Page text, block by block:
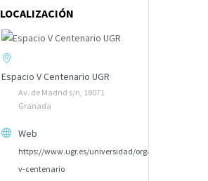
LOCALIZACIÓN
Espacio V Centenario UGR
Av. de Madrid s/n, 18071
Granada
Web
https://www.ugr.es/universidad/organizacion/
v-centenario